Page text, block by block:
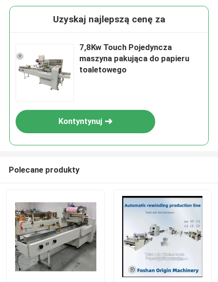
Do domu
Uzyskaj najlepszą cenę za
7,8Kw Touch Pojedyncza
maszyna pakująca do papieru
toaletowego
Kontyntynuj
Polecane produkty